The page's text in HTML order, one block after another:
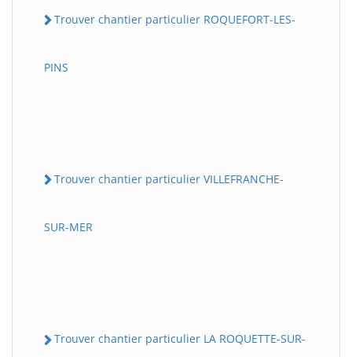
Trouver chantier particulier ROQUEFORT-LES-
PINS
Trouver chantier particulier VILLEFRANCHE-
SUR-MER
Trouver chantier particulier LA ROQUETTE-SUR-